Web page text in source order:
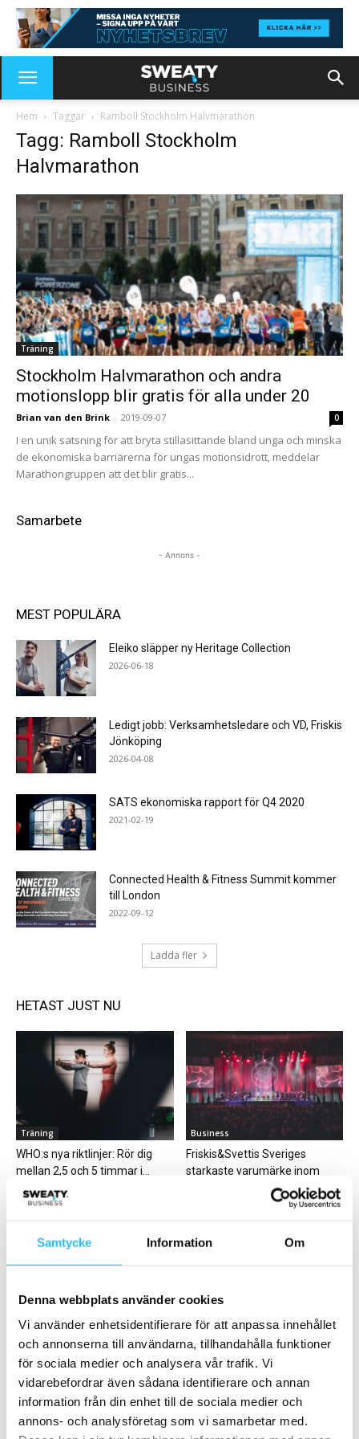
Samtycke Information Om
Denna webbplats använder cookies
Vi använder enhetsidentifierare för att anpassa innehållet
och annonserna till användarna, tillhandahålla funktioner
för sociala medier och analysera vår trafik. Vi
vidarebefordrar även sådana identifierare och annan
information från din enhet till de sociala medier och
annons- och analysföretag som vi samarbetar med.
Hem Taggar Ramboll Stockholm Halvmarathon
Tagg: Ramboll Stockholm
Halvmarathon
Träning
Stockholm Halvmarathon och andra
motionslopp blir gratis för alla under 20
Brian van den Brink - 2019-09-07 0
I en unik satsning för att bryta stillasittande bland unga och minska
de ekonomiska barriärerna för ungas motionsidrott, meddelar
Marathongruppen att det blir gratis...
Samarbete
- Annons -
MEST POPULÄRA
Eleiko släpper ny Heritage Collection
2026-06-18
Ledigt jobb: Verksamhetsledare och VD, Friskis
Jönköping
2026-04-08
SATS ekonomiska rapport för Q4 2020
2021-02-19
Connected Health & Fitness Summit kommer
till London
2022-09-12
Ladda fler
HETAST JUST NU
Träning
WHO:s nya riktlinjer: Rör dig
mellan 2,5 och 5 timmar i...
Business
Friskis&Svettis Sveriges
starkaste varumärke inom
kategorin hälsa och fitness
Zoezi erbjuder Klarna som
alternativ till Autogiro